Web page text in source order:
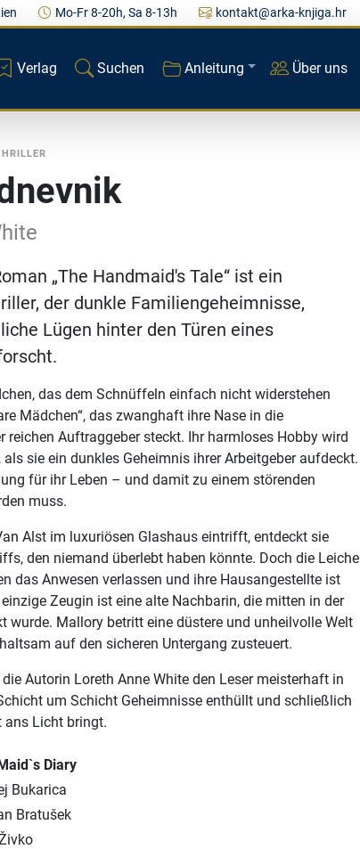
Mo-Fr 8-20h, Sa 8-13h kontakt@arka-knjiga.hr
Verlag Suchen Anleitung Über uns
„The Handmaid's Tale“ ist ein
der dunkle Familiengeheimnisse,
Lügen hinter den Türen eines
das dem Schnüffeln einfach nicht widerstehen
Mädchen“, das zwanghaft ihre Nase in die
reichen Auftraggeber steckt. Ihr harmloses Hobby wird
sie ein dunkles Geheimnis ihrer Arbeitgeber aufdeckt.
für ihr Leben – und damit zu einem störenden
muss.
Alst im luxuriösen Glashaus eintrifft, entdeckt sie
den niemand überlebt haben könnte. Doch die Leiche
das Anwesen verlassen und ihre Hausangestellte ist
Zeugin ist eine alte Nachbarin, die mitten in der
wurde. Mallory betritt eine düstere und unheilvolle Welt
auf den sicheren Untergang zusteuert.
Autorin Loreth Anne White den Leser meisterhaft in
um Schicht Geheimnisse enthüllt und schließlich
ans Licht bringt.
Diary
Bukarica
Bratušek